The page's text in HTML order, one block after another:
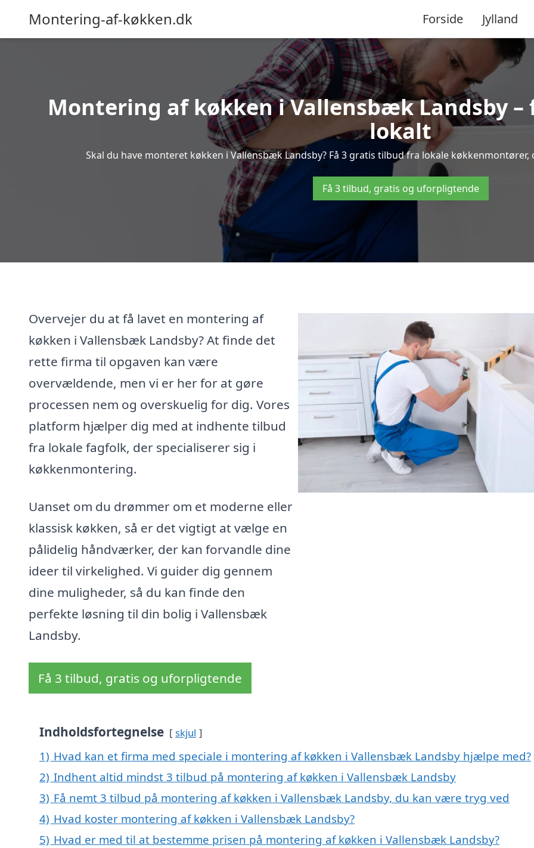
Montering-af-køkken.dk Forside Jylland
Montering af køkken i Vallensbæk Landsby
lokalt
Skal du have monteret køkken i Vallensbæk Landsby? Få 3 gratis tilbud fra lokale
Få 3 tilbud, gratis og uforpligtende
Overvejer du at få lavet en montering af
køkken i Vallensbæk Landsby? At finde det
rette firma til opgaven kan være
overvældende, men vi er her for at gøre
processen nem og overskuelig for dig. Vores
platform hjælper dig med at indhente tilbud
fra lokale fagfolk, der specialiserer sig i
køkkenmontering.
Uanset om du drømmer om et moderne eller
klassisk køkken, så er det vigtigt at vælge en
pålidelig håndværker, der kan forvandle dine
ideer til virkelighed. Vi guider dig gennem
dine muligheder, så du kan finde den
perfekte løsning til din bolig i Vallensbæk
Landsby.
Få 3 tilbud, gratis og uforpligtende
Indholdsfortegnelse skjul
1) Hvad kan et firma med speciale i montering af køkken i Vallensbæk Landsby hjælpe med?
2) Indhent altid mindst 3 tilbud på montering af køkken i Vallensbæk Landsby
3) Få nemt 3 tilbud på montering af køkken i Vallensbæk Landsby, du kan være tryg ved
4) Hvad koster montering af køkken i Vallensbæk Landsby?
5) Hvad er med til at bestemme prisen på montering af køkken i Vallensbæk Landsby?